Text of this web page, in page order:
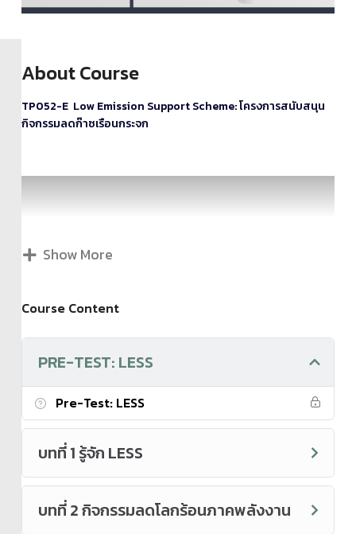
About Course
TP052-E Low Emission Support Scheme: โครงการสนับสนุน
กิจกรรมลดก๊าซเรือนกระจก
โครงการสนับสนุนกิจกรรมลดก๊าซเรือนกระจก (Low Emission
Support Scheme) หรือเรียกว่าโครงการ LESS เป็นโครงการที่
องค์การบริหารจัดการก๊าซเรือนกระจก (องค์การมหาชน) หรือ TGO
Show More
Course Content
PRE-TEST: LESS
Pre-Test: LESS
บทที่ 1 รู้จัก LESS
บทที่ 2 กิจกรรมลดโลกร้อนภาคพลังงาน